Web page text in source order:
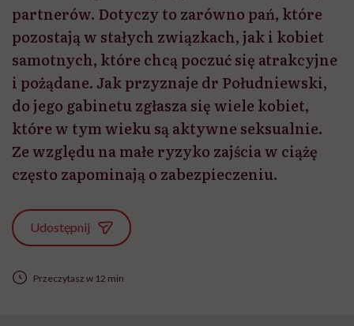
partnerów. Dotyczy to zarówno pań, które
pozostają w stałych związkach, jak i kobiet
samotnych, które chcą poczuć się atrakcyjne
i pożądane. Jak przyznaje dr Południewski,
do jego gabinetu zgłasza się wiele kobiet,
które w tym wieku są aktywne seksualnie.
Ze względu na małe ryzyko zajścia w ciążę
często zapominają o zabezpieczeniu.
Udostępnij
Przeczytasz w 12 min